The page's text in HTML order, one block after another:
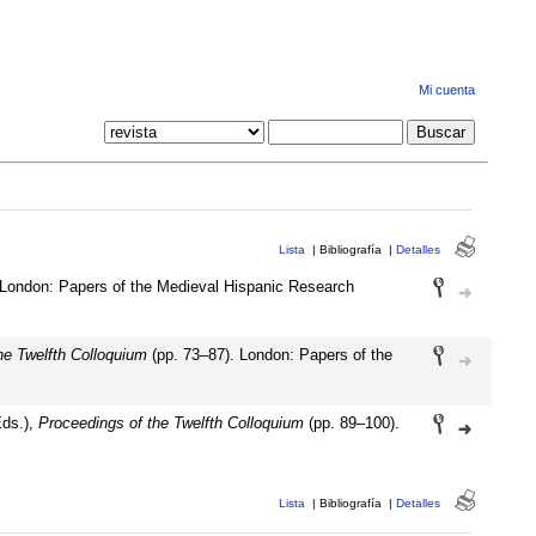
Mi cuenta
Lista | Bibliografía | Detalles
Papers of the Medieval Hispanic Research
Twelfth Colloquium(pp. 73–87). London: Papers of the
Proceedings of the Twelfth Colloquium(pp. 89–100).
Lista | Bibliografía | Detalles